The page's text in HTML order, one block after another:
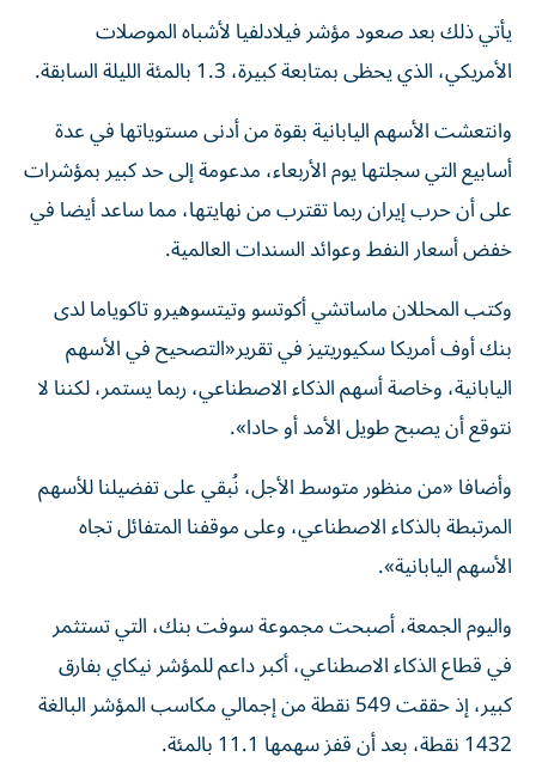
يأتي ذلك بعد صعود مؤشر فيلادلفيا لأشباه الموصلات
الأمريكي، الذي يحظى بمتابعة كبيرة، 1.3 بالمئة الليلة السابقة.
وانتعشت الأسهم اليابانية بقوة من أدنى ​مستوياتها في عدة
أسابيع التي سجلتها يوم الأربعاء، ‌مدعومة إلى حد كبير بمؤشرات
على أن حرب إيران ربما تقترب من نهايتها، مما ⁠ساعد أيضا في
خفض أسعار النفط وعوائد السندات العالمية.
وكتب المحللان ماساتشي أكوتسو وتيتسوهيرو تاكوياما لدى
بنك أوف أمريكا سكيوريتيز ​في ‌تقرير«التصحيح في الأسهم
اليابانية، وخاصة أسهم الذكاء ‌الاصطناعي، ربما يستمر، لكننا لا
نتوقع أن يصبح طويل الأمد أو حادا».
وأضافا «من منظور متوسط الأجل، نُبقي ‌على تفضيلنا ‌للأسهم
المرتبطة بالذكاء الاصطناعي، وعلى ⁠موقفنا المتفائل تجاه
الأسهم اليابانية».
واليوم الجمعة، ‌أصبحت مجموعة سوفت بنك، التي تستثمر
في قطاع الذكاء الاصطناعي، أكبر داعم للمؤشر ⁠نيكاي بفارق
كبير، إذ حققت ​549 نقطة من إجمالي مكاسب المؤشر البالغة
1432 نقطة، بعد أن قفز سهمها 11.1 ⁠بالمئة.